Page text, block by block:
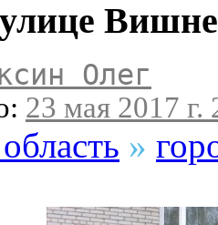
Олег
23 мая 2017 г.
»